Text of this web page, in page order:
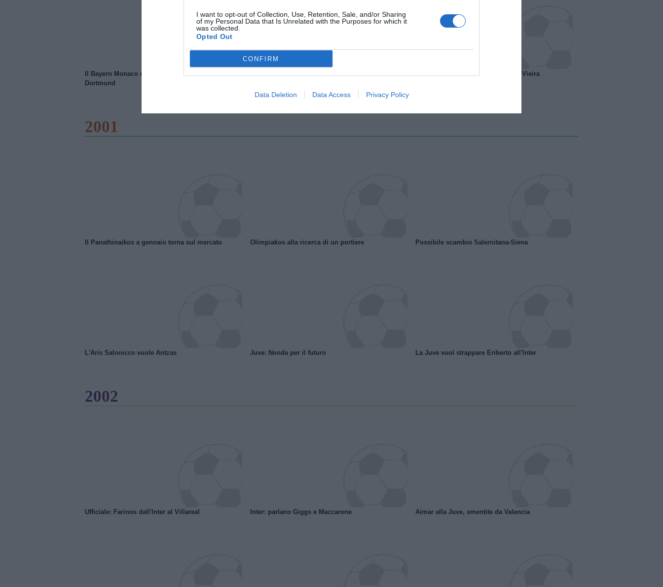
I want to opt-out of Collection, Use, Retention, Sale, and/or Sharing
of my Personal Data that Is Unrelated with the Purposes for which it
was collected.
Opted Out
CONFIRM
Data Deletion Data Access Privacy Policy
Il Bayern Monaco ridimensiona il Borussia
Dortmund
A gennaio ipotesi scambio Davids-Vieira
2001
Il Panathinaikos a gennaio torna sul mercato Olimpiakos alla ricerca di un portiere Possibile scambio Salernitana-Siena
L'Aris Salonicco vuole Antzas Juve: Nonda per il futuro La Juve vuol strappare Eriberto all'Inter
2002
Ufficiale: Farinos dall'Inter al Villareal Inter: parlano Giggs e Maccarone Aimar alla Juve, smentite da Valencia